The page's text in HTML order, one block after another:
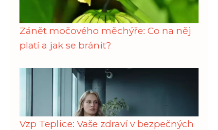
Zánět močového měchýře: Co na něj
platí a jak se bránit?
Vzp Teplice: Vaše zdraví v bezpečných